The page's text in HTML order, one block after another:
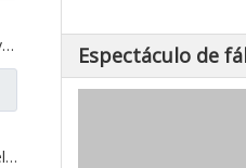
Engranaje medio del ángulo del lavabo del puente para los recambios WG7121320252 del camión de Sinotruk Steyr
Engranaje del ángulo del lavabo del eje trasero para los recambios del camión de Sinotruk Steyr 199012320177
Espectáculo de